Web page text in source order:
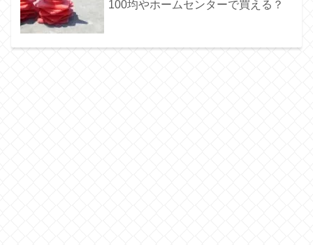
100均やホームセンターで買える？